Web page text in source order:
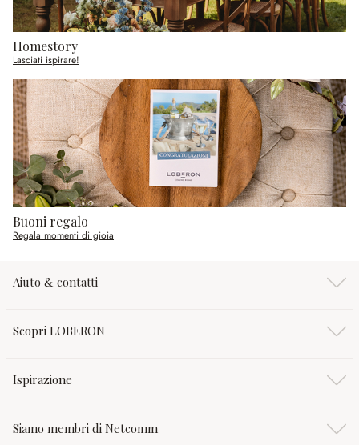
Homestory
Lasciati ispirare!
Buoni regalo
Regala momenti di gioia
Aiuto & contatti
Scopri LOBERON
Ispirazione
Siamo membri di Netcomm